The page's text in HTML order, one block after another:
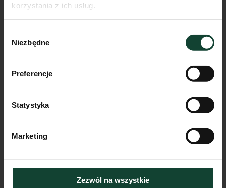
korzystania z ich usług.
zgody
Niezbędne
Preferencje
Statystyka
Marketing
Zezwól na wszystkie
Mieszkanie F.B.12
Pokoje
Przejdź do karty mieszkania